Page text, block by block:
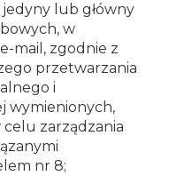
lub główny
w
mail, zgodnie z
przetwarzania
i
wymienionych,
zarządzania
nr 8;